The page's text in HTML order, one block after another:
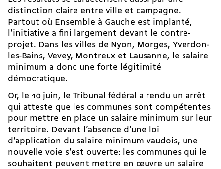
distinction claire entre ville et campagne.
Partout où Ensemble à Gauche est implanté,
l’initiative a fini largement devant le contre-
projet. Dans les villes de Nyon, Morges, Yverdon-
les-Bains, Vevey, Montreux et Lausanne, le salaire
minimum a donc une forte légitimité
démocratique.
Or, le 10 juin, le Tribunal fédéral a rendu un arrêt
qui atteste que les communes sont compétentes
pour mettre en place un salaire minimum sur leur
territoire. Devant l’absence d’une loi
d’application du salaire minimum vaudois, une
nouvelle voie s’est ouverte: les communes qui le
souhaitent peuvent mettre en œuvre un salaire